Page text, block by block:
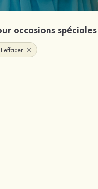
occasions spéciales
effacer